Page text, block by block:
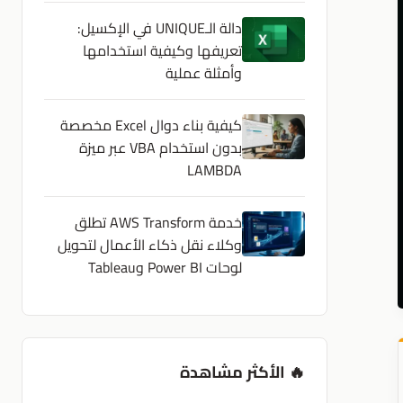
دالة الـUNIQUE في الإكسيل:
تعريفها وكيفية استخدامها
وأمثلة عملية
كيفية بناء دوال Excel مخصصة
بدون استخدام VBA عبر ميزة
LAMBDA
خدمة AWS Transform تطلق
وكلاء نقل ذكاء الأعمال لتحويل
لوحات Power BI وTableau
🔥 الأكثر مشاهدة